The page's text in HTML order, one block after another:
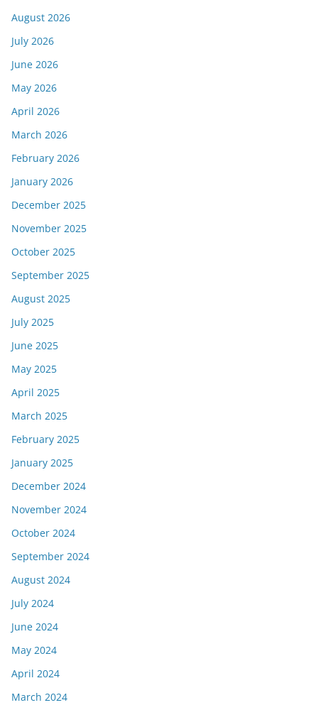
August 2026
July 2026
June 2026
May 2026
April 2026
March 2026
February 2026
January 2026
December 2025
November 2025
October 2025
September 2025
August 2025
July 2025
June 2025
May 2025
April 2025
March 2025
February 2025
January 2025
December 2024
November 2024
October 2024
September 2024
August 2024
July 2024
June 2024
May 2024
April 2024
March 2024